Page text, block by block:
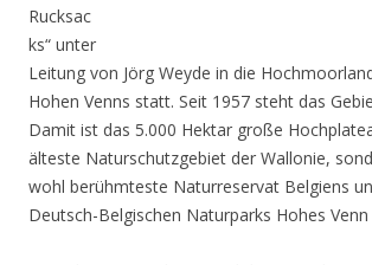
Rucksac
ks“ unter
Leitung von Jörg Weyde in die
Hohen Venns statt. Seit 1957 steht das
Damit ist das 5.000 Hektar große
älteste Naturschutzgebiet der Wallonie,
wohl berühmteste Naturreservat Belgiens
Deutsch-Belgischen Naturparks Hohes Venn